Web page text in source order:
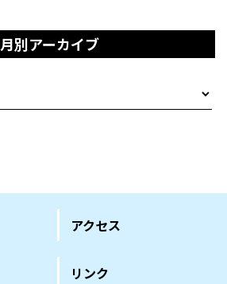
月別アーカイブ
アクセス
リンク